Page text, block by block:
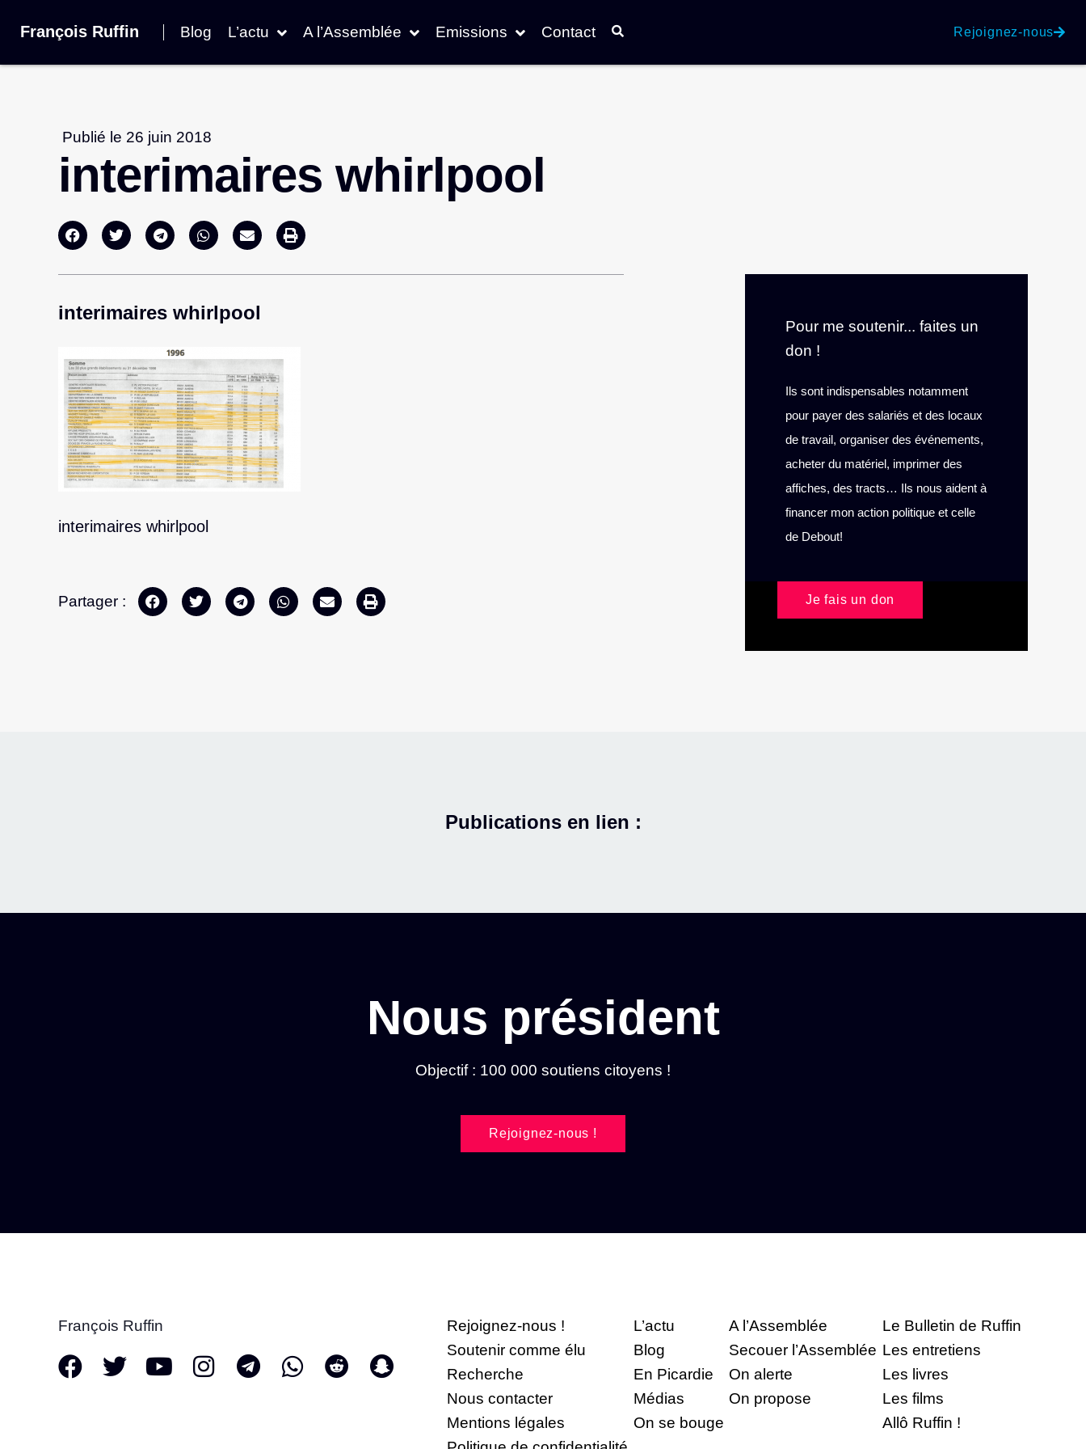
François Ruffin Blog L’actu A l’Assemblée Emissions Contact Rejoignez-nous
Publié le 26 juin 2018
interimaires whirlpool
interimaires whirlpool
interimaires whirlpool
Partager :
Pour me soutenir... faites un
don !
Ils sont indispensables notamment
pour payer des salariés et des locaux
de travail, organiser des événements,
acheter du matériel, imprimer des
affiches, des tracts… Ils nous aident à
financer mon action politique et celle
de Debout!
Je fais un don
Publications en lien :
Nous président
Objectif : 100 000 soutiens citoyens !
Rejoignez-nous !
François Ruffin
Rejoignez-nous !
Soutenir comme élu
Recherche
Nous contacter
Mentions légales
L’actu
Blog
En Picardie
Médias
On se bouge
A l’Assemblée
Secouer l’Assemblée
On alerte
On propose
Le Bulletin de Ruffin
Les entretiens
Les livres
Les films
Allô Ruffin !